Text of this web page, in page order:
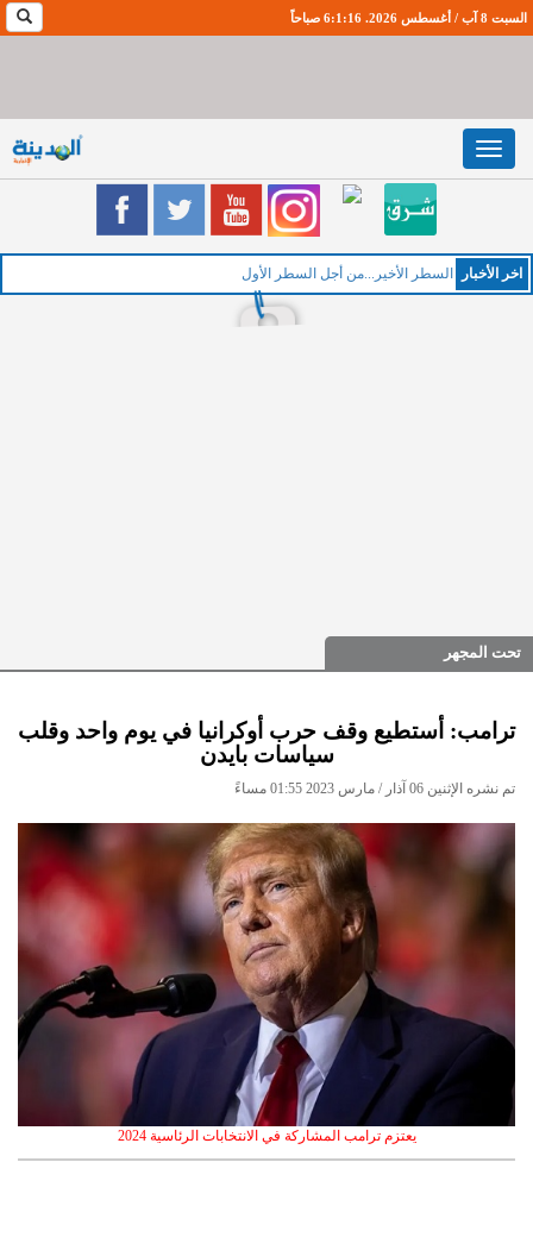
السبت 8 آب / أغسطس 2026. 6:1:17 صباحاً
Toggle
navigation
اخر اﻷخبار الخم
تحت المجهر
ترامب: أستطيع وقف حرب أوكرانيا في يوم واحد وقلب
سياسات بايدن
تم نشره الإثنين 06 آذار / مارس 2023 01:55 مساءً
يعتزم ترامب المشاركة في الانتخابات الرئاسية 2024